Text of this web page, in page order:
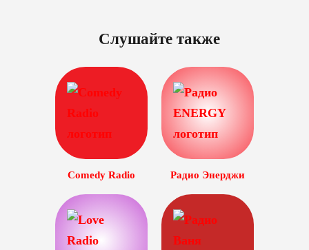
Слушайте также
Comedy Radio Радио Энерджи